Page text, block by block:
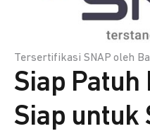
Tersertifikasi SNAP oleh
Siap Patuh
Siap untuk